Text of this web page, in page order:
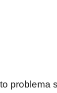
problema